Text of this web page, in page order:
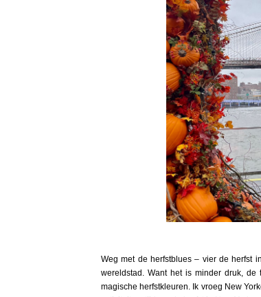
Weg met de herfstblues – vier de herfst
wereldstad. Want het is minder druk, de
magische herfstkleuren. Ik vroeg New